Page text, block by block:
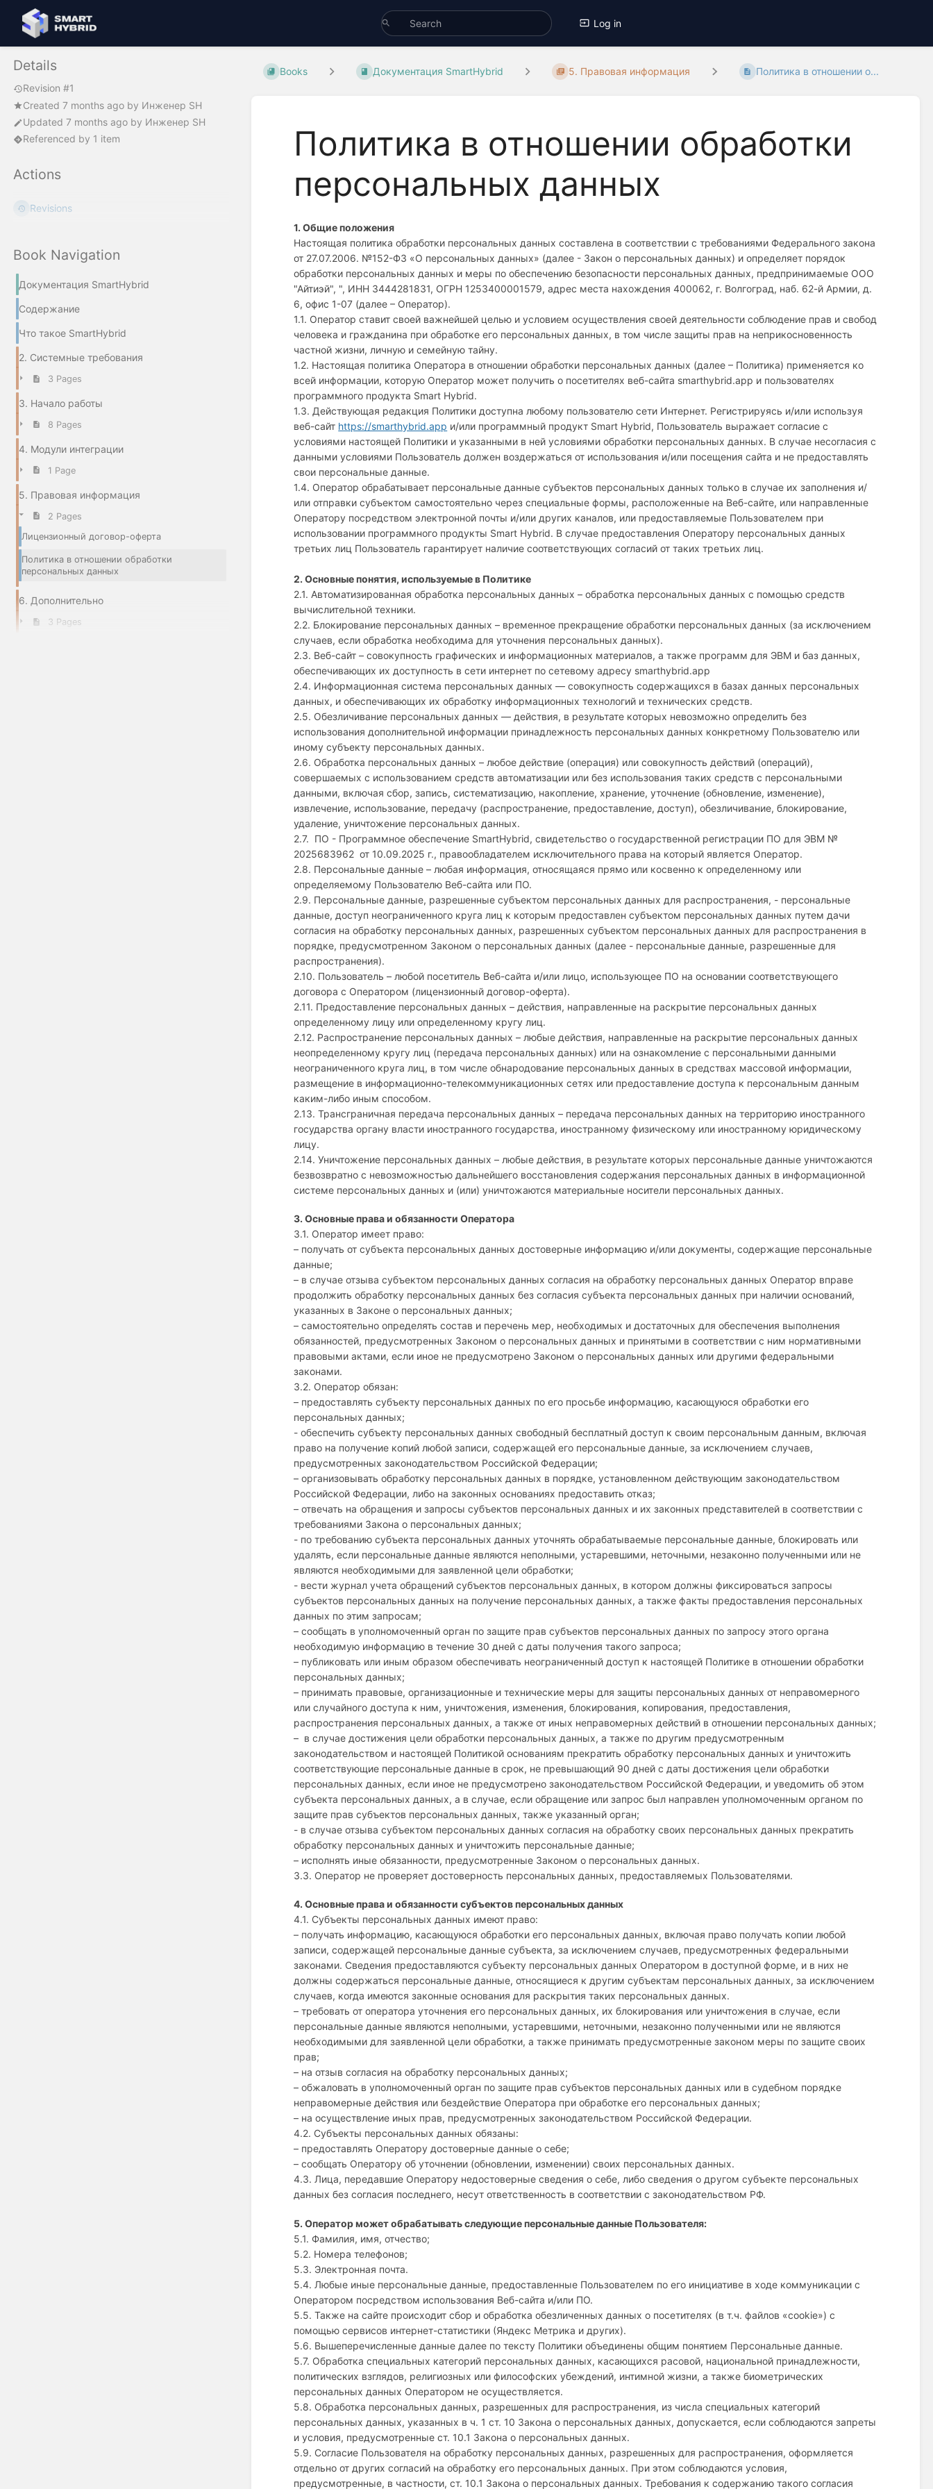
Log in
Details
Revision #1
Created 7 months ago by Инженер SH
Updated 7 months ago by Инженер SH
Referenced by 1 item
Actions
Revisions
Book Navigation
Документация SmartHybrid
Содержание
Что такое SmartHybrid
2. Системные требования
3 Pages
3. Начало работы
8 Pages
4. Модули интеграции
1 Page
5. Правовая информация
2 Pages
Лицензионный договор-оферта
Политика в отношении обработки
персональных данных
6. Дополнительно
3 Pages
Books Документация SmartHybrid 5. Правовая информация Политика в отношении о...
Политика в отношении обработки
персональных данных
1. Общие положения
Настоящая политика обработки персональных данных составлена в соответствии с требованиями Федерального закона
от 27.07.2006. №152-ФЗ «О персональных данных» (далее - Закон о персональных данных) и определяет порядок
обработки персональных данных и меры по обеспечению безопасности персональных данных, предпринимаемые ООО
"Айтиэй", ", ИНН 3444281831, ОГРН 1253400001579, адрес места нахождения 400062, г. Волгоград, наб. 62-й Армии, д.
6, офис 1-07 (далее – Оператор).
1.1. Оператор ставит своей важнейшей целью и условием осуществления своей деятельности соблюдение прав и свобод
человека и гражданина при обработке его персональных данных, в том числе защиты прав на неприкосновенность
частной жизни, личную и семейную тайну.
1.2. Настоящая политика Оператора в отношении обработки персональных данных (далее – Политика) применяется ко
всей информации, которую Оператор может получить о посетителях веб-сайта smarthybrid.app и пользователях
программного продукта Smart Hybrid.
1.3. Действующая редакция Политики доступна любому пользователю сети Интернет. Регистрируясь и/или используя
веб-сайт https://smarthybrid.app и/или программный продукт Smart Hybrid, Пользователь выражает согласие с
условиями настоящей Политики и указанными в ней условиями обработки персональных данных. В случае несогласия с
данными условиями Пользователь должен воздержаться от использования и/или посещения сайта и не предоставлять
свои персональные данные.
1.4. Оператор обрабатывает персональные данные субъектов персональных данных только в случае их заполнения и/
или отправки субъектом самостоятельно через специальные формы, расположенные на Веб-сайте, или направленные
Оператору посредством электронной почты и/или других каналов, или предоставляемые Пользователем при
использовании программного продукты Smart Hybrid. В случае предоставления Оператору персональных данных
третьих лиц Пользователь гарантирует наличие соответствующих согласий от таких третьих лиц.
2. Основные понятия, используемые в Политике
2.1. Автоматизированная обработка персональных данных – обработка персональных данных с помощью средств
вычислительной техники.
2.2. Блокирование персональных данных – временное прекращение обработки персональных данных (за исключением
случаев, если обработка необходима для уточнения персональных данных).
2.3. Веб-сайт – совокупность графических и информационных материалов, а также программ для ЭВМ и баз данных,
обеспечивающих их доступность в сети интернет по сетевому адресу smarthybrid.app
2.4. Информационная система персональных данных — совокупность содержащихся в базах данных персональных
данных, и обеспечивающих их обработку информационных технологий и технических средств.
2.5. Обезличивание персональных данных — действия, в результате которых невозможно определить без
использования дополнительной информации принадлежность персональных данных конкретному Пользователю или
иному субъекту персональных данных.
2.6. Обработка персональных данных – любое действие (операция) или совокупность действий (операций),
совершаемых с использованием средств автоматизации или без использования таких средств с персональными
данными, включая сбор, запись, систематизацию, накопление, хранение, уточнение (обновление, изменение),
извлечение, использование, передачу (распространение, предоставление, доступ), обезличивание, блокирование,
удаление, уничтожение персональных данных.
2.7. ПО - Программное обеспечение SmartHybrid, свидетельство о государственной регистрации ПО для ЭВМ №
2025683962 от 10.09.2025 г., правообладателем исключительного права на который является Оператор.
2.8. Персональные данные – любая информация, относящаяся прямо или косвенно к определенному или
определяемому Пользователю Веб-сайта или ПО.
2.9. Персональные данные, разрешенные субъектом персональных данных для распространения, - персональные
данные, доступ неограниченного круга лиц к которым предоставлен субъектом персональных данных путем дачи
согласия на обработку персональных данных, разрешенных субъектом персональных данных для распространения в
порядке, предусмотренном Законом о персональных данных (далее - персональные данные, разрешенные для
распространения).
2.10. Пользователь – любой посетитель Веб-сайта и/или лицо, использующее ПО на основании соответствующего
договора с Оператором (лицензионный договор-оферта).
2.11. Предоставление персональных данных – действия, направленные на раскрытие персональных данных
определенному лицу или определенному кругу лиц.
2.12. Распространение персональных данных – любые действия, направленные на раскрытие персональных данных
неопределенному кругу лиц (передача персональных данных) или на ознакомление с персональными данными
неограниченного круга лиц, в том числе обнародование персональных данных в средствах массовой информации,
размещение в информационно-телекоммуникационных сетях или предоставление доступа к персональным данным
каким-либо иным способом.
2.13. Трансграничная передача персональных данных – передача персональных данных на территорию иностранного
государства органу власти иностранного государства, иностранному физическому или иностранному юридическому
лицу.
2.14. Уничтожение персональных данных – любые действия, в результате которых персональные данные уничтожаются
безвозвратно с невозможностью дальнейшего восстановления содержания персональных данных в информационной
системе персональных данных и (или) уничтожаются материальные носители персональных данных.
3. Основные права и обязанности Оператора
3.1. Оператор имеет право:
– получать от субъекта персональных данных достоверные информацию и/или документы, содержащие персональные
данные;
– в случае отзыва субъектом персональных данных согласия на обработку персональных данных Оператор вправе
продолжить обработку персональных данных без согласия субъекта персональных данных при наличии оснований,
указанных в Законе о персональных данных;
– самостоятельно определять состав и перечень мер, необходимых и достаточных для обеспечения выполнения
обязанностей, предусмотренных Законом о персональных данных и принятыми в соответствии с ним нормативными
правовыми актами, если иное не предусмотрено Законом о персональных данных или другими федеральными
законами.
3.2. Оператор обязан:
– предоставлять субъекту персональных данных по его просьбе информацию, касающуюся обработки его
персональных данных;
- обеспечить субъекту персональных данных свободный бесплатный доступ к своим персональным данным, включая
право на получение копий любой записи, содержащей его персональные данные, за исключением случаев,
предусмотренных законодательством Российской Федерации;
– организовывать обработку персональных данных в порядке, установленном действующим законодательством
Российской Федерации, либо на законных основаниях предоставить отказ;
– отвечать на обращения и запросы субъектов персональных данных и их законных представителей в соответствии с
требованиями Закона о персональных данных;
- по требованию субъекта персональных данных уточнять обрабатываемые персональные данные, блокировать или
удалять, если персональные данные являются неполными, устаревшими, неточными, незаконно полученными или не
являются необходимыми для заявленной цели обработки;
- вести журнал учета обращений субъектов персональных данных, в котором должны фиксироваться запросы
субъектов персональных данных на получение персональных данных, а также факты предоставления персональных
данных по этим запросам;
– сообщать в уполномоченный орган по защите прав субъектов персональных данных по запросу этого органа
необходимую информацию в течение 30 дней с даты получения такого запроса;
– публиковать или иным образом обеспечивать неограниченный доступ к настоящей Политике в отношении обработки
персональных данных;
– принимать правовые, организационные и технические меры для защиты персональных данных от неправомерного
или случайного доступа к ним, уничтожения, изменения, блокирования, копирования, предоставления,
распространения персональных данных, а также от иных неправомерных действий в отношении персональных данных;
– в случае достижения цели обработки персональных данных, а также по другим предусмотренным
законодательством и настоящей Политикой основаниям прекратить обработку персональных данных и уничтожить
соответствующие персональные данные в срок, не превышающий 90 дней с даты достижения цели обработки
персональных данных, если иное не предусмотрено законодательством Российской Федерации, и уведомить об этом
субъекта персональных данных, а в случае, если обращение или запрос был направлен уполномоченным органом по
защите прав субъектов персональных данных, также указанный орган;
- в случае отзыва субъектом персональных данных согласия на обработку своих персональных данных прекратить
обработку персональных данных и уничтожить персональные данные;
– исполнять иные обязанности, предусмотренные Законом о персональных данных.
3.3. Оператор не проверяет достоверность персональных данных, предоставляемых Пользователями.
4. Основные права и обязанности субъектов персональных данных
4.1. Субъекты персональных данных имеют право:
– получать информацию, касающуюся обработки его персональных данных, включая право получать копии любой
записи, содержащей персональные данные субъекта, за исключением случаев, предусмотренных федеральными
законами. Сведения предоставляются субъекту персональных данных Оператором в доступной форме, и в них не
должны содержаться персональные данные, относящиеся к другим субъектам персональных данных, за исключением
случаев, когда имеются законные основания для раскрытия таких персональных данных.
– требовать от оператора уточнения его персональных данных, их блокирования или уничтожения в случае, если
персональные данные являются неполными, устаревшими, неточными, незаконно полученными или не являются
необходимыми для заявленной цели обработки, а также принимать предусмотренные законом меры по защите своих
прав;
– на отзыв согласия на обработку персональных данных;
– обжаловать в уполномоченный орган по защите прав субъектов персональных данных или в судебном порядке
неправомерные действия или бездействие Оператора при обработке его персональных данных;
– на осуществление иных прав, предусмотренных законодательством Российской Федерации.
4.2. Субъекты персональных данных обязаны:
– предоставлять Оператору достоверные данные о себе;
– сообщать Оператору об уточнении (обновлении, изменении) своих персональных данных.
4.3. Лица, передавшие Оператору недостоверные сведения о себе, либо сведения о другом субъекте персональных
данных без согласия последнего, несут ответственность в соответствии с законодательством РФ.
5. Оператор может обрабатывать следующие персональные данные Пользователя:
5.1. Фамилия, имя, отчество;
5.2. Номера телефонов;
5.3. Электронная почта.
5.4. Любые иные персональные данные, предоставленные Пользователем по его инициативе в ходе коммуникации с
Оператором посредством использования Веб-сайта и/или ПО.
5.5. Также на сайте происходит сбор и обработка обезличенных данных о посетителях (в т.ч. файлов «cookie») с
помощью сервисов интернет-статистики (Яндекс Метрика и других).
5.6. Вышеперечисленные данные далее по тексту Политики объединены общим понятием Персональные данные.
5.7. Обработка специальных категорий персональных данных, касающихся расовой, национальной принадлежности,
политических взглядов, религиозных или философских убеждений, интимной жизни, а также биометрических
персональных данных Оператором не осуществляется.
5.8. Обработка персональных данных, разрешенных для распространения, из числа специальных категорий
персональных данных, указанных в ч. 1 ст. 10 Закона о персональных данных, допускается, если соблюдаются запреты
и условия, предусмотренные ст. 10.1 Закона о персональных данных.
5.9. Согласие Пользователя на обработку персональных данных, разрешенных для распространения, оформляется
отдельно от других согласий на обработку его персональных данных. При этом соблюдаются условия,
предусмотренные, в частности, ст. 10.1 Закона о персональных данных. Требования к содержанию такого согласия